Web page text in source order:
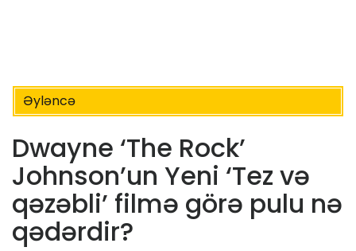
Əyləncə
Dwayne ‘The Rock’
Johnson’un Yeni ‘Tez və
qəzəbli’ filmə görə pulu nə
qədərdir?